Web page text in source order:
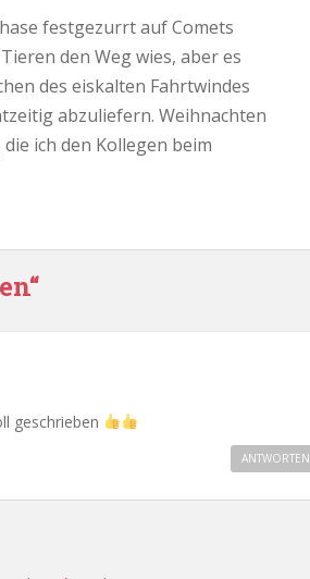
festgezurrt auf Comets
den Weg wies, aber es
des eiskalten Fahrtwindes
abzuliefern. Weihnachten
ich den Kollegen beim
geschrieben
ANTWORTEN